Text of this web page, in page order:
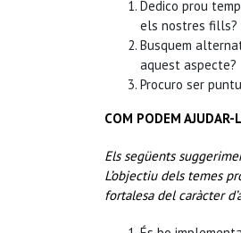
Dedico prou
els nostres fills?
Busquem
aquest aspecte?
Procuro ser
COM PODEM AJUDAR-
Els següents
L’objectiu dels temes
fortalesa del caràcter